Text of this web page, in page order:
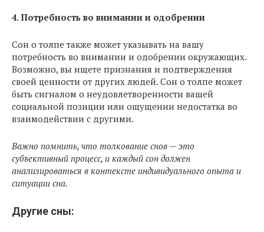
4. Потребность во внимании и одобрении
Сон о толпе также может указывать на вашу
потребность во внимании и одобрении окружающих.
Возможно, вы ищете признания и подтверждения
своей ценности от других людей. Сон о толпе может
быть сигналом о неудовлетворенности вашей
социальной позиции или ощущении недостатка во
взаимодействии с другими.
Важно помнить, что толкование снов — это
субъективный процесс, и каждый сон должен
анализироваться в контексте индивидуального опыта и
ситуации сна.
Другие сны: